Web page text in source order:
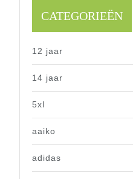
CATEGORIEËN
12 jaar
14 jaar
5xl
aaiko
adidas